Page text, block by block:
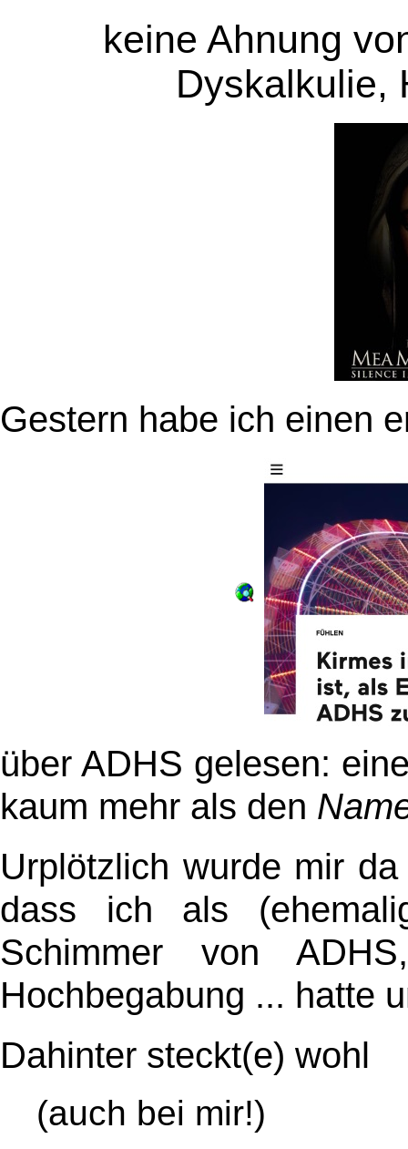
keine Ahnung
Dyskalkulie,
Gestern habe ich einen
über ADHS gelesen:
kaum mehr als den
Urplötzlich wurde mir
dass ich als
Schimmer von
Hochbegabung ... hatte
Dahinter steckt(e) wohl
(auch bei mir!)